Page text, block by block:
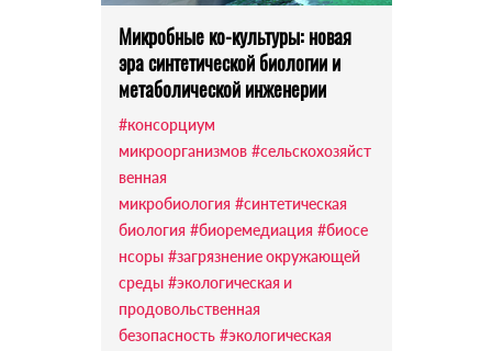
Микробные ко-культуры: новая
эра синтетической биологии и
метаболической инженерии
#консорциум
микроорганизмов #сельскохозяйст
венная
микробиология #синтетическая
биология #биоремедиация #биосе
нсоры #загрязнение окружающей
среды #экологическая и
продовольственная
безопасность #экологическая